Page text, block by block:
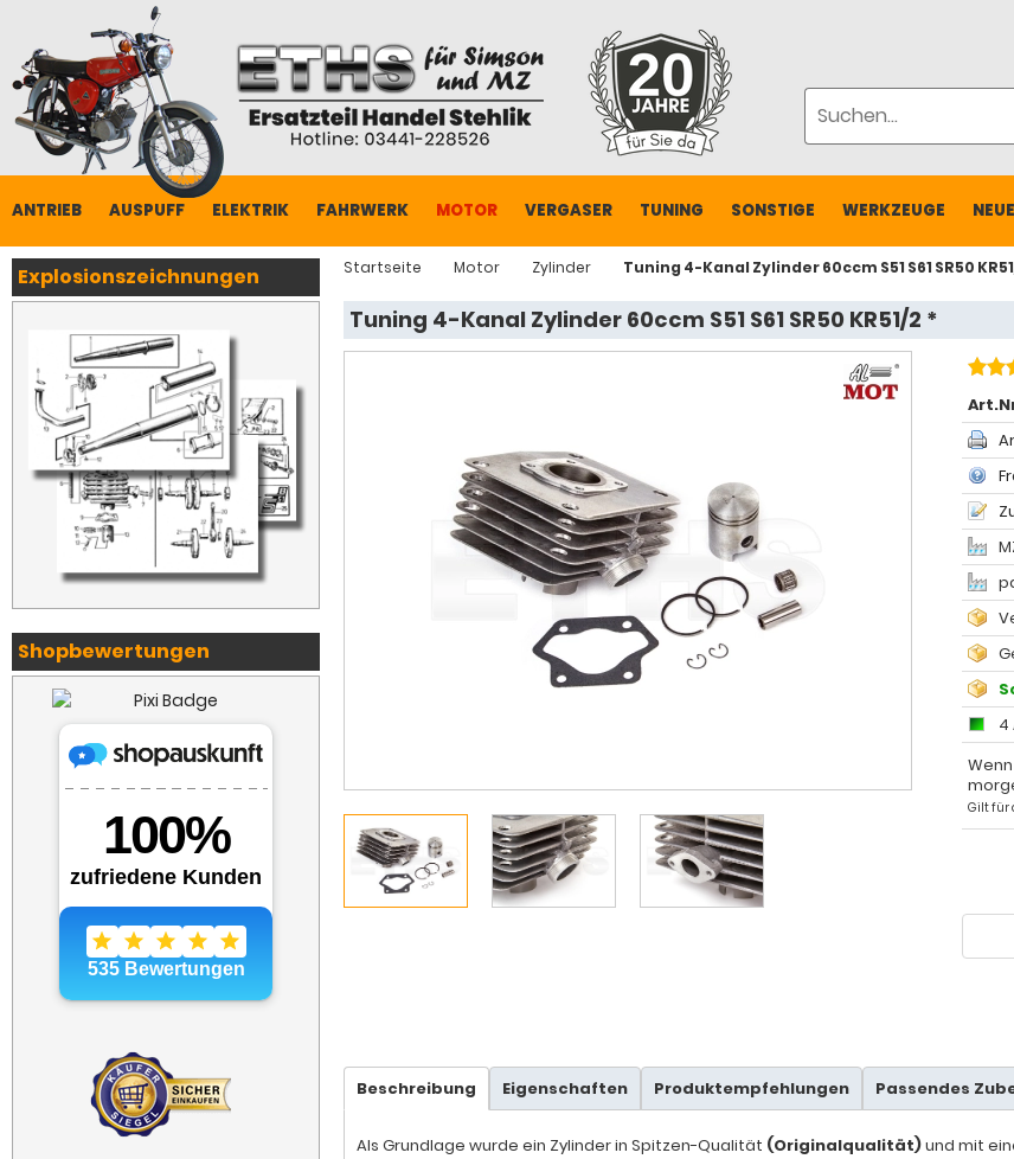
ANTRIEB AUSPUFF ELEKTRIK FAHRWERK MOTOR VERGASER TUNING SONSTIGE WERKZEUGE
Startseite Motor Zylinder Tuning 4-Kanal Zylinder 60ccm S51 S61 SR50
Tuning 4-Kanal Zylinder 60ccm S51 S61 SR50 KR51/2 *
4
Gilt für
Beschreibung Eigenschaften Produktempfehlungen Passendes
Als Grundlage wurde ein Zylinder in Spitzen-Qualität (Originalqualität)und mit
Explosionszeichnungen
Shopbewertungen